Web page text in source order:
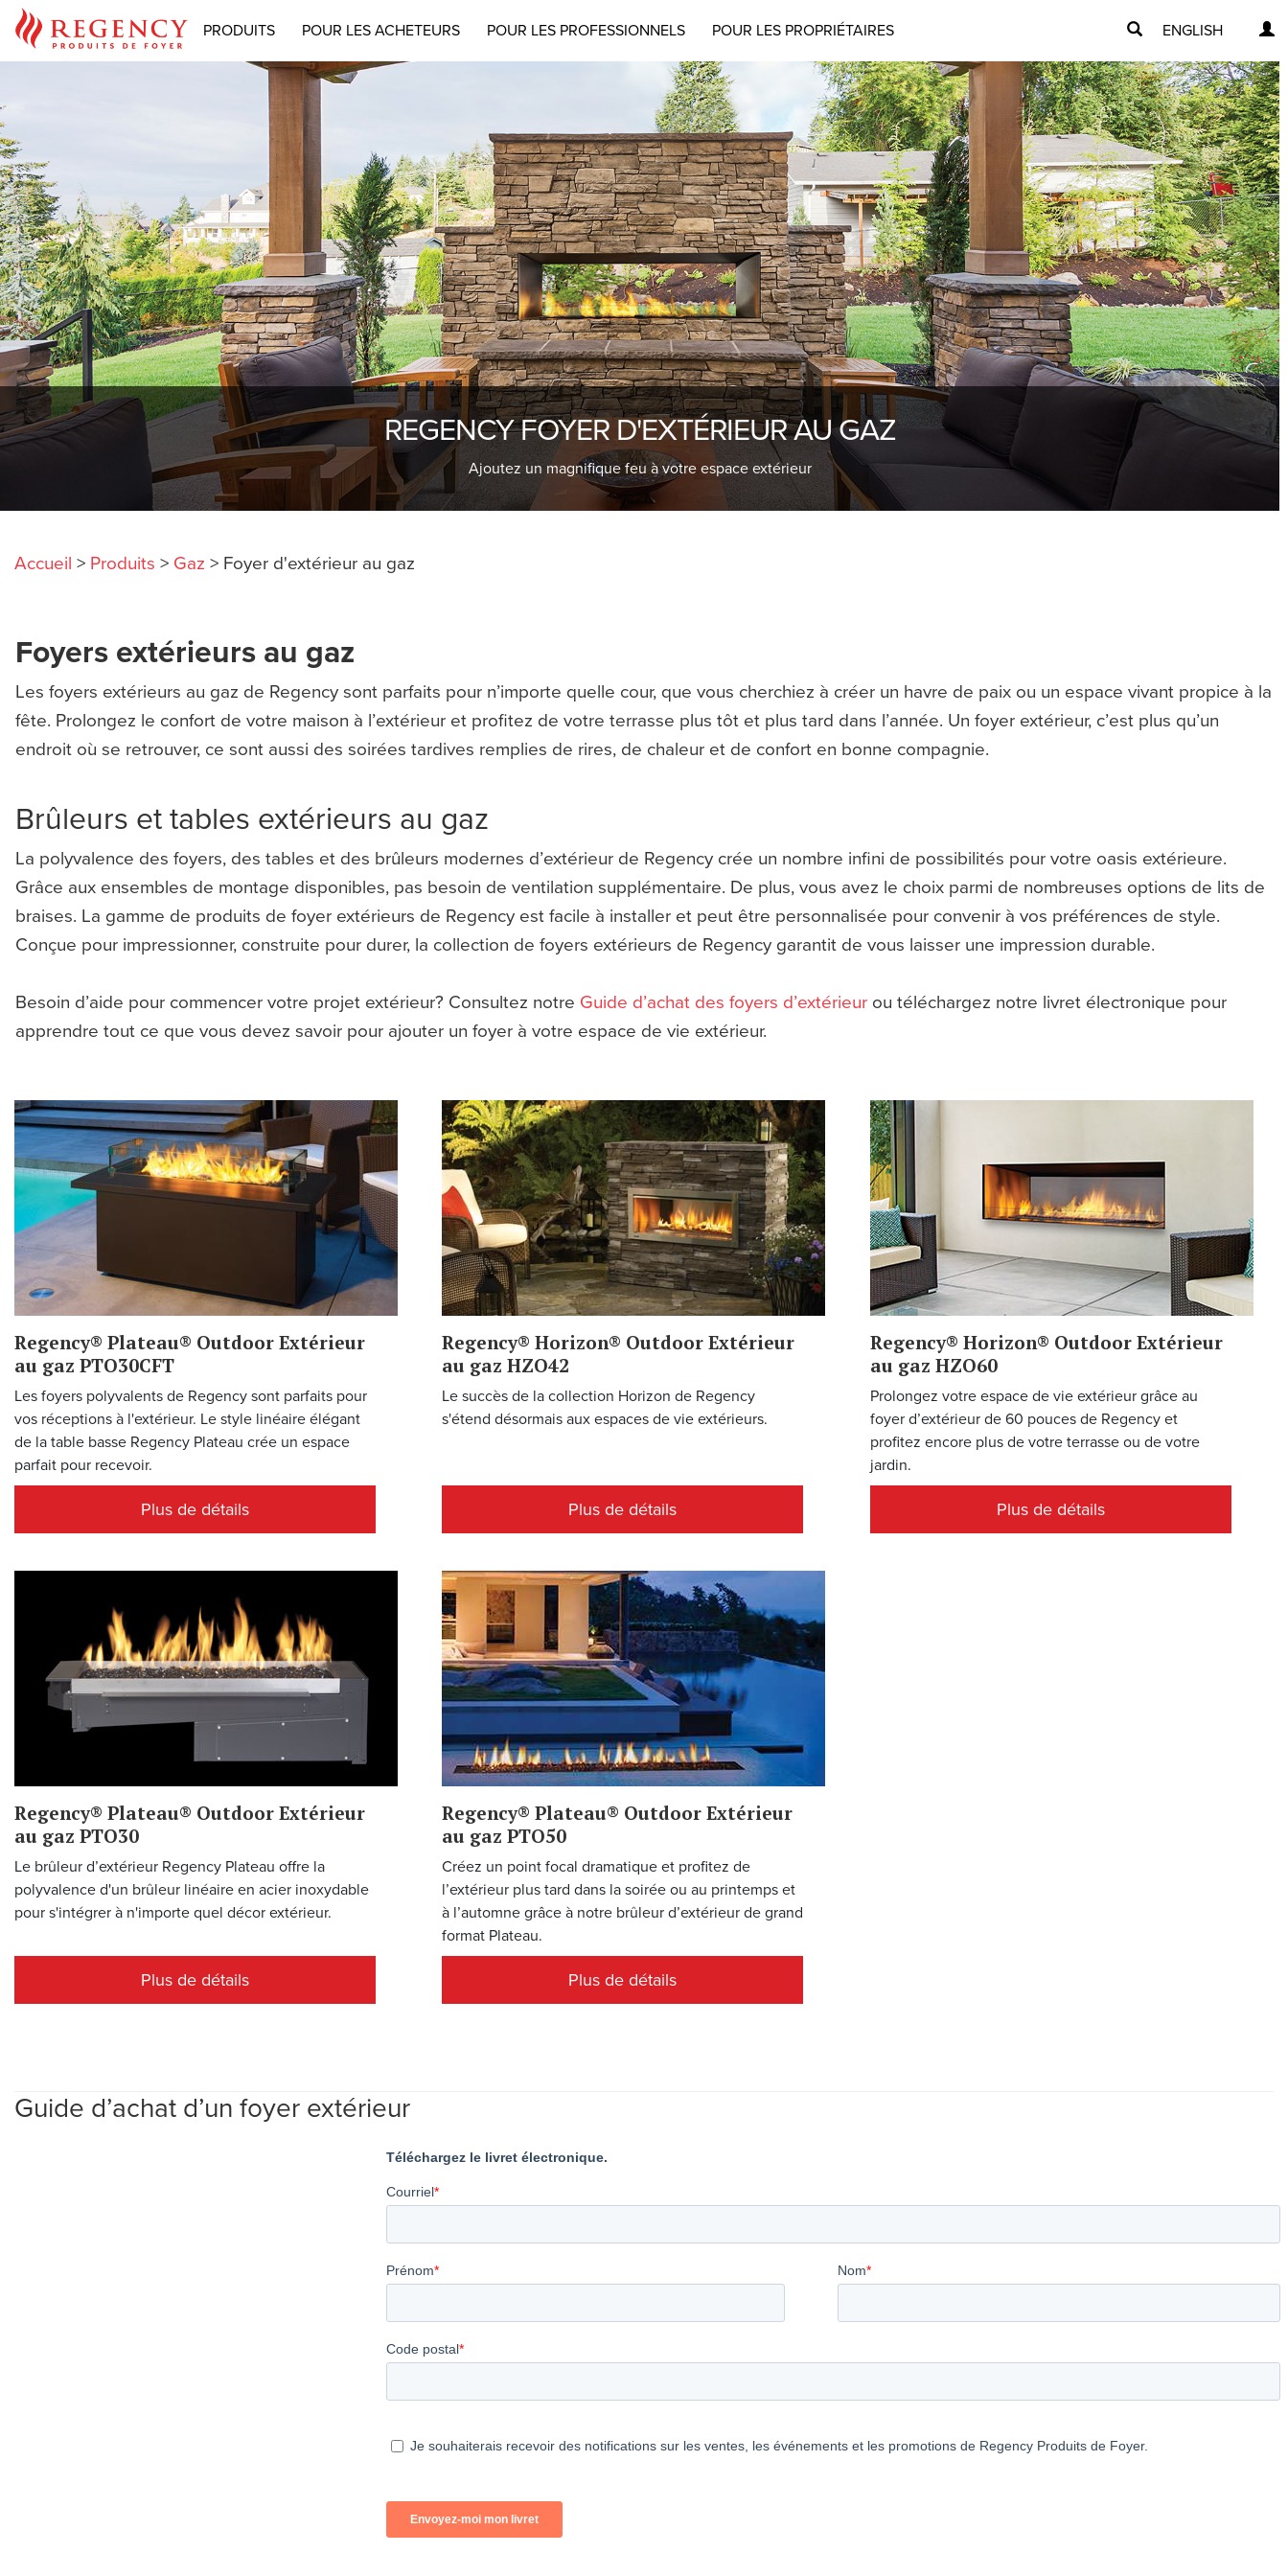
PRODUITS POUR LES ACHETEURS POUR LES PROFESSIONNELS POUR LES PROPRIÉTAIRES ENGLISH
REGENCY FOYER D'EXTÉRIEUR AU GAZ
Ajoutez un magnifique feu à votre espace extérieur
Accueil > Produits > Gaz > Foyer d'extérieur au gaz
Foyers extérieurs au gaz
Les foyers extérieurs au gaz de Regency sont parfaits pour n’importe quelle cour, que vous cherchiez à créer un havre de paix ou un espace vivant propice à la
fête. Prolongez le confort de votre maison à l’extérieur et profitez de votre terrasse plus tôt et plus tard dans l’année. Un foyer extérieur, c’est plus qu’un
endroit où se retrouver, ce sont aussi des soirées tardives remplies de rires, de chaleur et de confort en bonne compagnie.
Brûleurs et tables extérieurs au gaz
La polyvalence des foyers, des tables et des brûleurs modernes d’extérieur de Regency crée un nombre infini de possibilités pour votre oasis extérieure.
Grâce aux ensembles de montage disponibles, pas besoin de ventilation supplémentaire. De plus, vous avez le choix parmi de nombreuses options de lits de
braises. La gamme de produits de foyer extérieurs de Regency est facile à installer et peut être personnalisée pour convenir à vos préférences de style.
Conçue pour impressionner, construite pour durer, la collection de foyers extérieurs de Regency garantit de vous laisser une impression durable.
Besoin d’aide pour commencer votre projet extérieur? Consultez notre Guide d’achat des foyers d’extérieur ou téléchargez notre livret électronique pour
apprendre tout ce que vous devez savoir pour ajouter un foyer à votre espace de vie extérieur.
Regency® Plateau® Outdoor Extérieur
au gaz PTO30CFT
Les foyers polyvalents de Regency sont parfaits pour
vos réceptions à l'extérieur. Le style linéaire élégant
de la table basse Regency Plateau crée un espace
parfait pour recevoir.
Plus de détails
Regency® Horizon® Outdoor Extérieur
au gaz HZO42
Le succès de la collection Horizon de Regency
s'étend désormais aux espaces de vie extérieurs.
Plus de détails
Regency® Horizon® Outdoor Extérieur
au gaz HZO60
Prolongez votre espace de vie extérieur grâce au
foyer d’extérieur de 60 pouces de Regency et
profitez encore plus de votre terrasse ou de votre
jardin.
Plus de détails
Regency® Plateau® Outdoor Extérieur
au gaz PTO30
Le brûleur d’extérieur Regency Plateau offre la
polyvalence d'un brûleur linéaire en acier inoxydable
pour s'intégrer à n'importe quel décor extérieur.
Plus de détails
Regency® Plateau® Outdoor Extérieur
au gaz PTO50
Créez un point focal dramatique et profitez de
l’extérieur plus tard dans la soirée ou au printemps et
à l’automne grâce à notre brûleur d’extérieur de grand
format Plateau.
Plus de détails
Guide d’achat d’un foyer extérieur